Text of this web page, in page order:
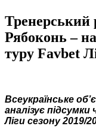
Тренерський
Рябоконь –
туру Favbet
Всеукраїнське
аналізує
Ліги сезону2019/